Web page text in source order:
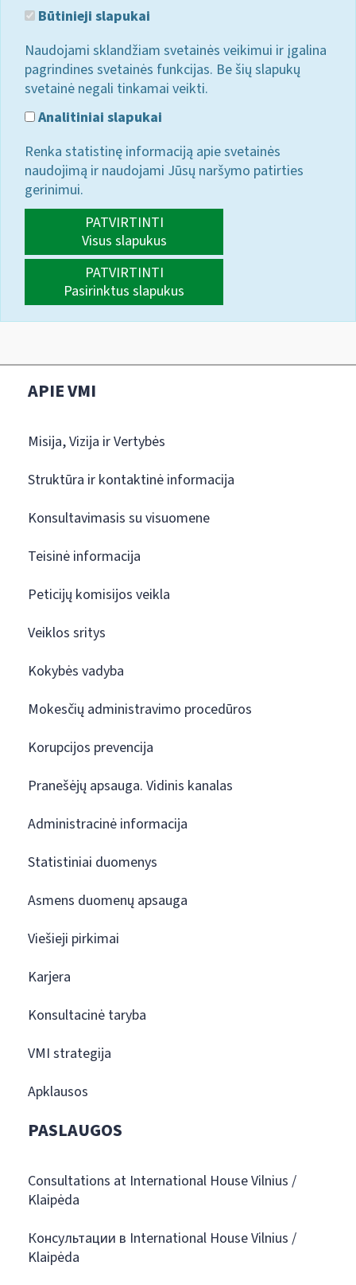
Būtinieji slapukai
Naudojami sklandžiam svetainės veikimui ir įgalina
pagrindines svetainės funkcijas. Be šių slapukų
svetainė negali tinkamai veikti.
Analitiniai slapukai
Renka statistinę informaciją apie svetainės
naudojimą ir naudojami Jūsų naršymo patirties
gerinimui.
PATVIRTINTI
Visus slapukus
PATVIRTINTI
Pasirinktus slapukus
APIE VMI
Misija, Vizija ir Vertybės
Struktūra ir kontaktinė informacija
Konsultavimasis su visuomene
Teisinė informacija
Peticijų komisijos veikla
Veiklos sritys
Kokybės vadyba
Mokesčių administravimo procedūros
Korupcijos prevencija
Pranešėjų apsauga. Vidinis kanalas
Administracinė informacija
Statistiniai duomenys
Asmens duomenų apsauga
Viešieji pirkimai
Karjera
Konsultacinė taryba
VMI strategija
Apklausos
PASLAUGOS
Consultations at International House Vilnius /
Klaipėda
Консультации в International House Vilnius /
Klaipėda